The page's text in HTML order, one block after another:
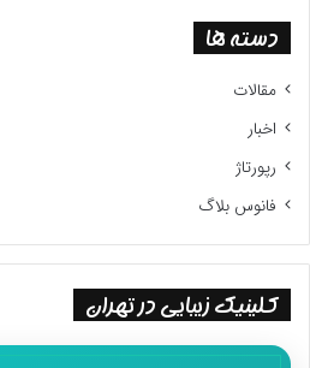
دسته ها
مقالات
اخبار
رپورتاژ
فانوس بلاگ
کلینیک زیبایی در تهران